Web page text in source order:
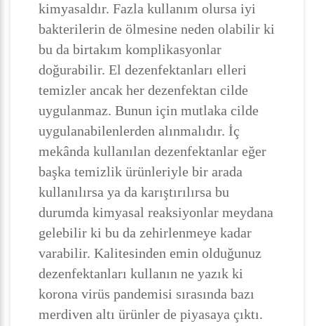
kimyasaldır. Fazla kullanım olursa iyi
bakterilerin de ölmesine neden olabilir ki
bu da birtakım komplikasyonlar
doğurabilir. El dezenfektanları elleri
temizler ancak her dezenfektan cilde
uygulanmaz. Bunun için mutlaka cilde
uygulanabilenlerden alınmalıdır. İç
mekânda kullanılan dezenfektanlar eğer
başka temizlik ürünleriyle bir arada
kullanılırsa ya da karıştırılırsa bu
durumda kimyasal reaksiyonlar meydana
gelebilir ki bu da zehirlenmeye kadar
varabilir. Kalitesinden emin olduğunuz
dezenfektanları kullanın ne yazık ki
korona virüs pandemisi sırasında bazı
merdiven altı ürünler de piyasaya çıktı.